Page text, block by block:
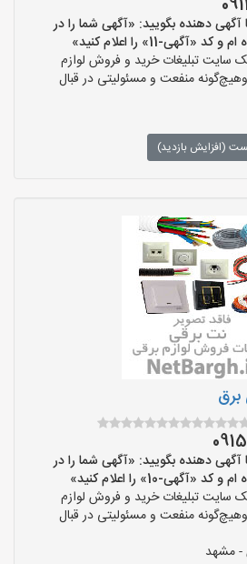
دهنده بگویید: «آگهی شما را در
11» را اعلام کنید»
سایت تبلیغات خرید و فروش لوازم
منفعت و مسئولیتی در قبال
(افزایش بازدید)
برق
دهنده بگویید: «آگهی شما را در
10» را اعلام کنید»
سایت تبلیغات خرید و فروش لوازم
منفعت و مسئولیتی در قبال
- مشهد